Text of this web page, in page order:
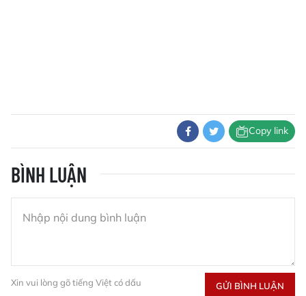
Copy link
BÌNH LUẬN
Xin vui lòng gõ tiếng Việt có dấu GỬI BÌNH LUẬN